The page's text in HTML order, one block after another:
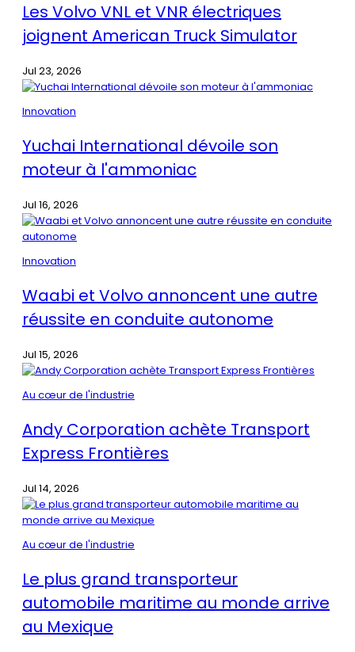
Les Volvo VNL et VNR électriques
joignent American Truck Simulator
Jul 23, 2026
Innovation
Yuchai International dévoile son
moteur à l'ammoniac
Jul 16, 2026
Innovation
Waabi et Volvo annoncent une autre
réussite en conduite autonome
Jul 15, 2026
Au cœur de l'industrie
Andy Corporation achète Transport
Express Frontières
Jul 14, 2026
Au cœur de l'industrie
Le plus grand transporteur
automobile maritime au monde arrive
au Mexique